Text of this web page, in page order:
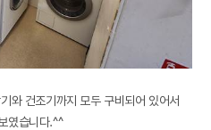
와 건조기까지 모두 구비되어 있어서
였습니다.^^